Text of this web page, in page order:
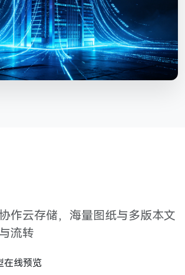
作云存储，海量图纸与多版本文
流转
在线预览